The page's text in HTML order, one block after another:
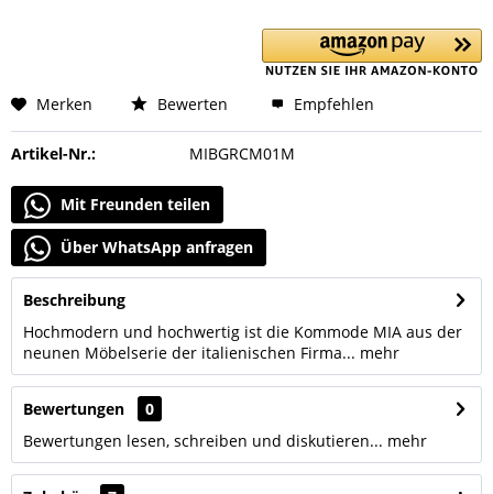
Merken Bewerten Empfehlen
Artikel-Nr.: MIBGRCM01M
Mit Freunden teilen
Über WhatsApp anfragen
Beschreibung
Hochmodern und hochwertig ist die Kommode MIA aus der
neunen Möbelserie der italienischen Firma... mehr
Bewertungen
0
Bewertungen lesen, schreiben und diskutieren... mehr